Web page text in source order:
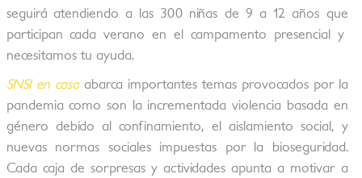
seguirá atendiendo a las 300 niñas de 9 a 12 años que
participan cada verano en el campamento presencial y
necesitamos tu ayuda.
SNSI en casaabarca importantes temas provocados por la
pandemia como son la incrementada violencia basada en
género debido al confinamiento, el aislamiento social, y
nuevas normas sociales impuestas por la bioseguridad.
Cada caja de sorpresas y actividades apunta a motivar a